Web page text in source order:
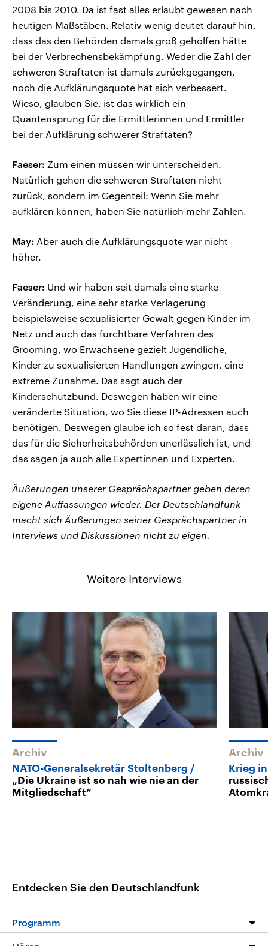
2008 bis 2010. Da ist fast alles erlaubt gewesen nach
heutigen Maßstäben. Relativ wenig deutet darauf hin,
dass das den Behörden damals groß geholfen hätte
bei der Verbrechensbekämpfung. Weder die Zahl der
schweren Straftaten ist damals zurückgegangen,
noch die Aufklärungsquote hat sich verbessert.
Wieso, glauben Sie, ist das wirklich ein
Quantensprung für die Ermittlerinnen und Ermittler
bei der Aufklärung schwerer Straftaten?
Faeser: Zum einen müssen wir unterscheiden.
Natürlich gehen die schweren Straftaten nicht
zurück, sondern im Gegenteil: Wenn Sie mehr
aufklären können, haben Sie natürlich mehr Zahlen.
May: Aber auch die Aufklärungsquote war nicht
höher.
Faeser: Und wir haben seit damals eine starke
Veränderung, eine sehr starke Verlagerung
beispielsweise sexualisierter Gewalt gegen Kinder im
Netz und auch das furchtbare Verfahren des
Grooming, wo Erwachsene gezielt Jugendliche,
Kinder zu sexualisierten Handlungen zwingen, eine
extreme Zunahme. Das sagt auch der
Kinderschutzbund. Deswegen haben wir eine
veränderte Situation, wo Sie diese IP-Adressen auch
benötigen. Deswegen glaube ich so fest daran, dass
das für die Sicherheitsbehörden unerlässlich ist, und
das sagen ja auch alle Expertinnen und Experten.
Äußerungen unserer Gesprächspartner geben deren
eigene Auffassungen wieder. Der Deutschlandfunk
macht sich Äußerungen seiner Gesprächspartner in
Interviews und Diskussionen nicht zu eigen.
Weitere Interviews
Archiv
NATO-Generalsekretär Stoltenberg
„Die Ukraine ist so nah wie nie an der
Mitgliedschaft“
Archiv
Krieg
Entdecken Sie den Deutschlandfunk
Programm